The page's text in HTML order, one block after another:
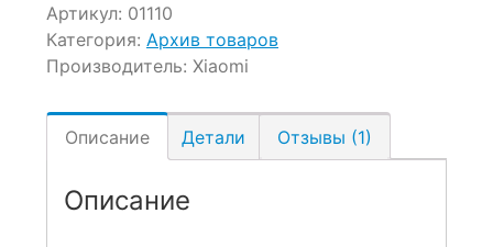
Артикул: 01110
Категория: Архив товаров
Производитель: Xiaomi
Описание Детали Отзывы (1)
Описание